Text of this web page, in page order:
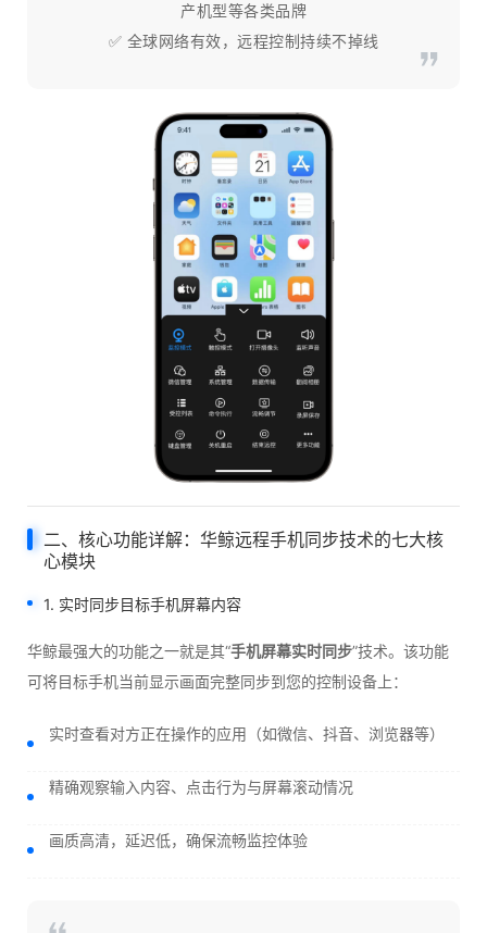
产机型等各类品牌
✅ 全球网络有效，远程控制持续不掉线
二、核心功能详解：华鲸远程手机同步技术的七大核
心模块
1. 实时同步目标手机屏幕内容
华鲸最强大的功能之一就是其“手机屏幕实时同步”技术。该功能
可将目标手机当前显示画面完整同步到您的控制设备上：
实时查看对方正在操作的应用（如微信、抖音、浏览器等）
精确观察输入内容、点击行为与屏幕滚动情况
画质高清，延迟低，确保流畅监控体验